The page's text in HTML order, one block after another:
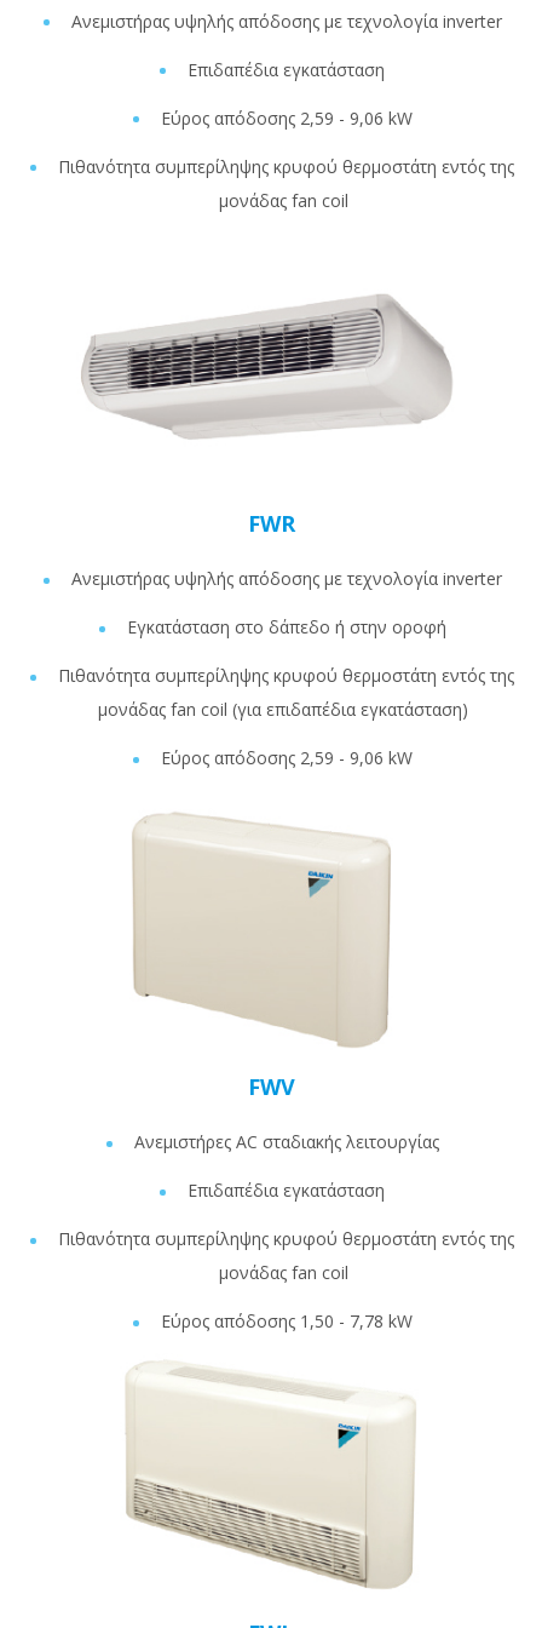
Ανεμιστήρας υψηλής απόδοσης με τεχνολογία inverter
Επιδαπέδια εγκατάσταση
Εύρος απόδοσης 2,59 - 9,06 kW
Πιθανότητα συμπερίληψης κρυφού θερμοστάτη εντός της
μονάδας fan coil
FWR
Ανεμιστήρας υψηλής απόδοσης με τεχνολογία inverter
Εγκατάσταση στο δάπεδο ή στην οροφή
Πιθανότητα συμπερίληψης κρυφού θερμοστάτη εντός της
μονάδας fan coil (για επιδαπέδια εγκατάσταση)
Εύρος απόδοσης 2,59 - 9,06 kW
FWV
Ανεμιστήρες AC σταδιακής λειτουργίας
Επιδαπέδια εγκατάσταση
Πιθανότητα συμπερίληψης κρυφού θερμοστάτη εντός της
μονάδας fan coil
Εύρος απόδοσης 1,50 - 7,78 kW